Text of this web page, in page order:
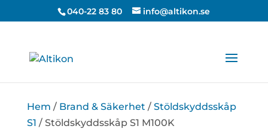
Unable to find opt-out content div: "matomo-opt-out"
040-22 83 80 info@altikon.se
Hem / Brand & Säkerhet / Stöldskyddsskåp
S1 / Stöldskyddsskåp S1 M100K